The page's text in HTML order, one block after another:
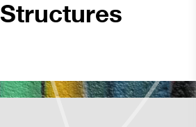
Structures